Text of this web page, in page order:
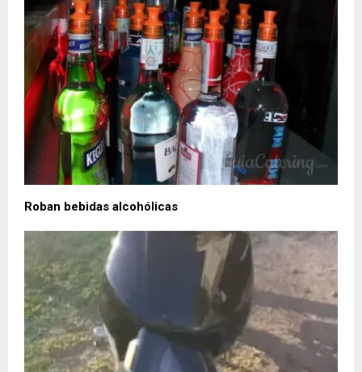
Roban bebidas alcohólicas